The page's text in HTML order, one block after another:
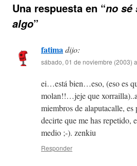
Una respuesta en “no sé
algo”
fatimadijo:
sábado, 01 de noviembre (2003)
ei…está bien…eso, (eso es
molan!!…jeje que
miembros de alaputacalle, es
decirte que me has repetido,
medio ;-). zenkiu
Responder